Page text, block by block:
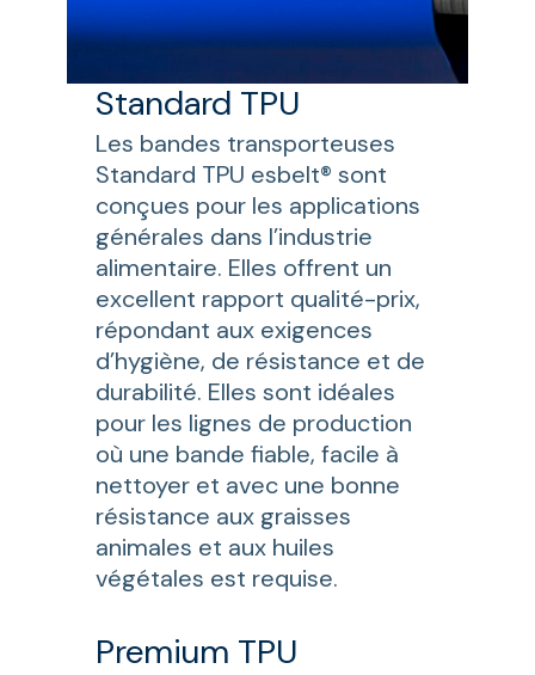
Standard TPU
Les bandes transporteuses
Standard TPU esbelt® sont
conçues pour les applications
générales dans l’industrie
alimentaire. Elles offrent un
excellent rapport qualité-prix,
répondant aux exigences
d’hygiène, de résistance et de
durabilité. Elles sont idéales
pour les lignes de production
où une bande fiable, facile à
nettoyer et avec une bonne
résistance aux graisses
animales et aux huiles
végétales est requise.
Premium TPU